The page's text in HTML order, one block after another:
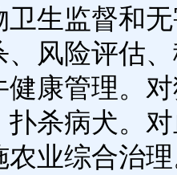
卫生监督和
、风险评估
健康管理。
扑杀病犬。
农业综合治